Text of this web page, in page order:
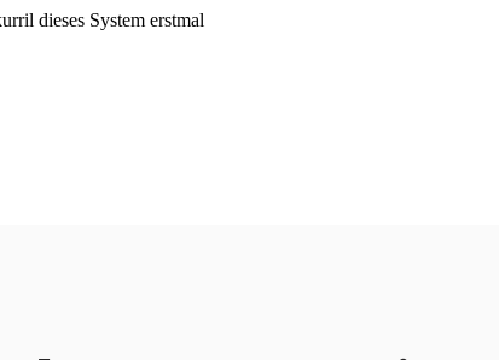
dieses System erstmal